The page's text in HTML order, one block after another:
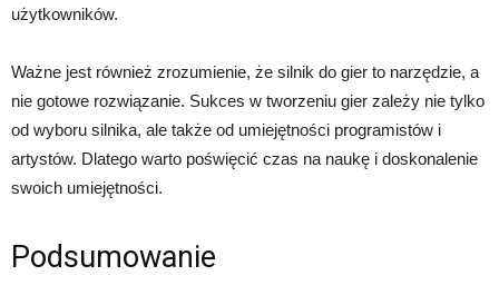
użytkowników.
Ważne jest również zrozumienie, że silnik do gier to narzędzie, a
nie gotowe rozwiązanie. Sukces w tworzeniu gier zależy nie tylko
od wyboru silnika, ale także od umiejętności programistów i
artystów. Dlatego warto poświęcić czas na naukę i doskonalenie
swoich umiejętności.
Podsumowanie